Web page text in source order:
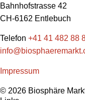
Bahnhofstrasse 42
CH-6162 Entlebuch
Telefon +41 41 482 88
Impressum
© 2026 Biosphäre